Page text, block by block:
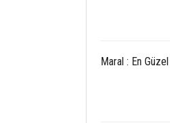
Maral : En